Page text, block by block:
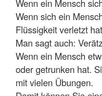
Wenn ein Mensch
Wenn sich ein
Flüssigkeit verletzt
Man sagt auch:
Wenn ein Mensch
oder getrunken hat.
mit vielen Übungen.